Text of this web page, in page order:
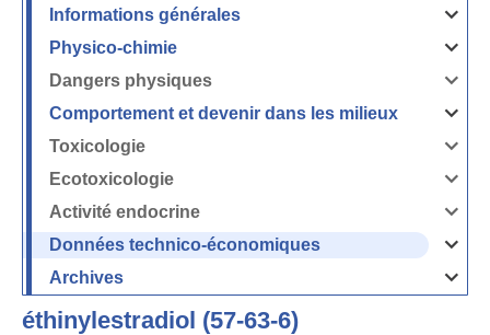
Informations générales
Ouvrir
la
générales
Physico-chimie
Ouvrir
la
chimie
Dangers physiques
Ouvrir
la
Comportement et devenir dans les milieux
Ouvrir
la
et
les
milieux
Toxicologie
Ouvrir
la
Ecotoxicologie
Ouvrir
la
Activité endocrine
Ouvrir
la
endocrine
Données technico-économiques
Ouvrir
la
Données
Archives
Ouvrir
éthinylestradiol (57-63-6)